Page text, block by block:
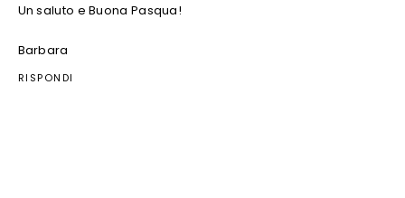
Un saluto e Buona Pasqua!
Barbara
RISPONDI